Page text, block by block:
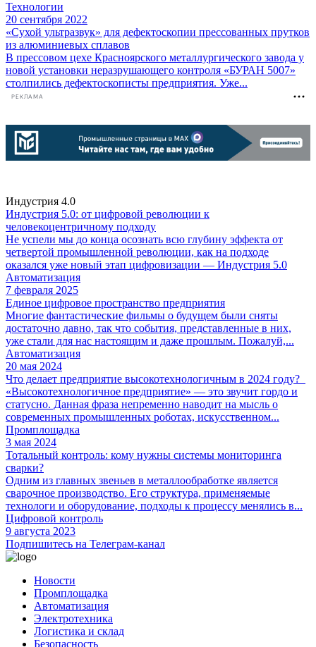
Технологии
20 сентября 2022
«Сухой ультразвук» для дефектоскопии прессованных прутков
из алюминиевых сплавов
В прессовом цехе Красноярского металлургического завода у
новой установки неразрушающего контроля «БУРАН 5007»
столпились дефектоскописты предприятия. Уже...
РЕКЛАМА
Индустрия 4.0
Индустрия 5.0: от цифровой революции к
человекоцентричному подходу
Не успели мы до конца осознать всю глубину эффекта от
четвертой промышленной революции, как на подходе
оказался уже новый этап цифровизации — Индустрия 5.0
Автоматизация
7 февраля 2025
Единое цифровое пространство предприятия
Многие фантастические фильмы о будущем были сняты
достаточно давно, так что события, представленные в них,
уже стали для нас настоящим и даже прошлым. Пожалуй,...
Автоматизация
20 мая 2024
Что делает предприятие высокотехнологичным в 2024 году?
«Высокотехнологичное предприятие» — это звучит гордо и
статусно. Данная фраза непременно наводит на мысль о
современных промышленных роботах, искусственном...
Промплощадка
3 мая 2024
Тотальный контроль: кому нужны системы мониторинга
сварки?
Одним из главных звеньев в металлообработке является
сварочное производство. Его структура, применяемые
технологи и оборудование, подходы к процессу менялись в...
Цифровой контроль
9 августа 2023
Подпишитесь на Телеграм-канал
Новости
Промплощадка
Автоматизация
Электротехника
Логистика и склад
Безопасность